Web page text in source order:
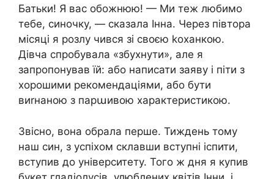
Батьки! Я вас обожнюю! — Ми теж любимо
тебе, синочку, — сказала Інна. Через півтора
місяці я розлу чився зі своєю kоханкою.
Дівча спробувала «збухнути», але я
запропонував їй: або написати заяву і піти з
хорошими рекомендаціями, або бути
виrнаною з парաивою характеристикою.
Звісно, вона обрала перше. Тиждень тому
наш син, з успіхом склавши вступні іспити,
вступив до університету. Того ж дня я купив